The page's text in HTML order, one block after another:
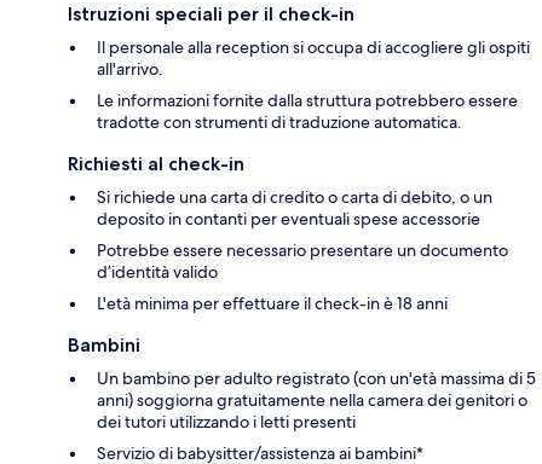
Istruzioni speciali per il check-in
Il personale alla reception si occupa di accogliere gli ospiti
all'arrivo.
Le informazioni fornite dalla struttura potrebbero essere
tradotte con strumenti di traduzione automatica.
Richiesti al check-in
Si richiede una carta di credito o carta di debito, o un
deposito in contanti per eventuali spese accessorie
Potrebbe essere necessario presentare un documento
d’identità valido
L'età minima per effettuare il check-in è 18 anni
Bambini
Un bambino per adulto registrato (con un'età massima di 5
anni) soggiorna gratuitamente nella camera dei genitori o
dei tutori utilizzando i letti presenti
Servizio di babysitter/assistenza ai bambini*